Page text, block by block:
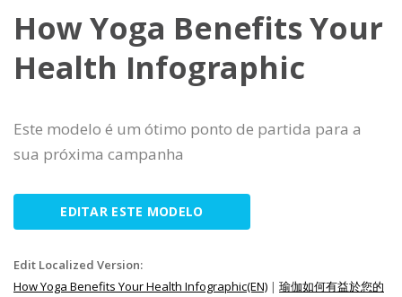
How Yoga Benefits Your
Health Infographic
Este modelo é um ótimo ponto de partida para a
sua próxima campanha
EDITAR ESTE MODELO
Edit Localized Version:
How Yoga Benefits Your Health Infographic(EN) | 瑜伽如何有益於您的